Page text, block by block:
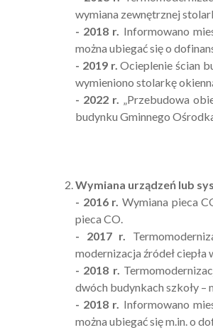
wymiana zewnętrznej
- 2018 r. Informowano
można ubiegać się o
- 2019 r. Ocieplenie ścian
wymieniono stolarkę
- 2022 r. „Przebudowa
budynku Gminnego
Wymiana urządzeń lub
- 2016 r. Wymiana pieca
pieca CO.
- 2017 r.
modernizacja źródeł
- 2018 r.
dwóch budynkach szkoły
- 2018 r. Informowano
można ubiegać się m.in. o